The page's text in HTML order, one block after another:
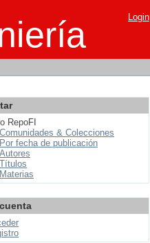
Login
RepoFI
Comunidades & Colecciones
Por fecha de publicación
Autores
Títulos
Materias